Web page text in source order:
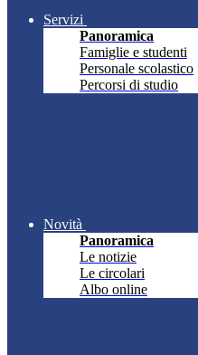
Servizi
Panoramica
Famiglie e studenti
Personale scolastico
Percorsi di studio
Novità
Panoramica
Le notizie
Le circolari
Albo online